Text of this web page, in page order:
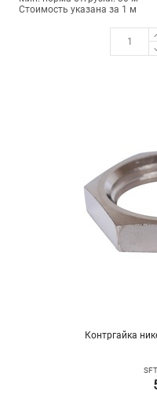
Стоимость указана за 1 м
Контргайка